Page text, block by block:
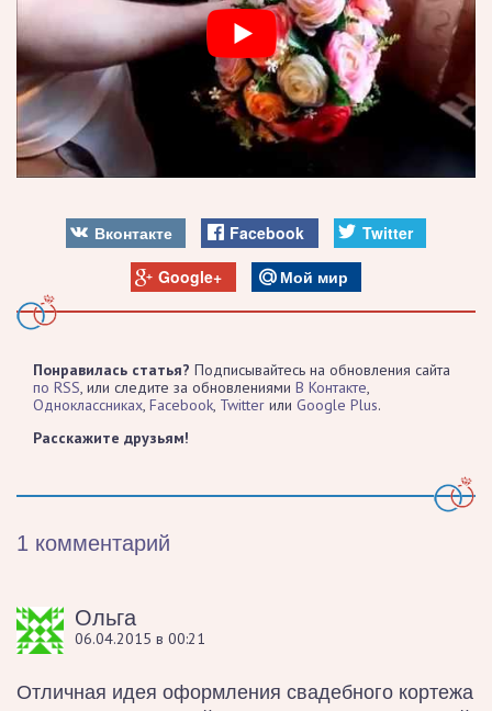
Вконтакте Facebook Twitter
Google+ Мой мир
Понравилась статья? Подписывайтесь на обновления сайта
по RSS, или следите за обновлениямиВ Контакте,
Одноклассниках,Facebook, Twitter или Google Plus.
Расскажите друзьям!
1 комментарий
Ольга
06.04.2015 в 00:21
Отличная идея оформления свадебного кортежа